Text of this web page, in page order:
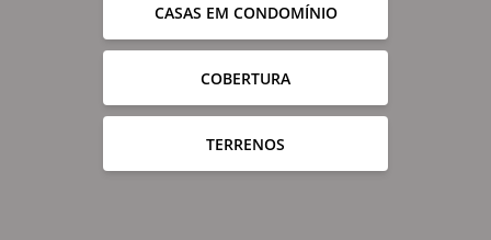
CASAS EM CONDOMÍNIO
COBERTURA
TERRENOS